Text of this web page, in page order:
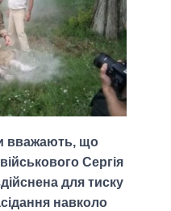
вважають, що
Сергія
для тиску
навколо